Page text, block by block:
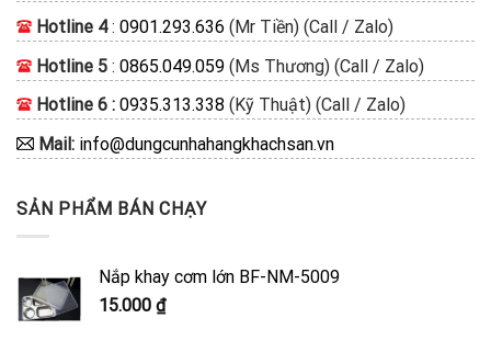
Hotline 4: 0901.293.636 (Mr Tiền) (Call / Zalo)
Hotline 5 : 0865.049.059 (Ms Thương) (Call / Zalo)
Hotline 6 : 0935.313.338 (Kỹ Thuật) (Call / Zalo)
Mail: info@dungcunhahangkhachsan.vn
SẢN PHẨM BÁN CHẠY
Nắp khay cơm lớn BF-NM-5009
15.000 ₫